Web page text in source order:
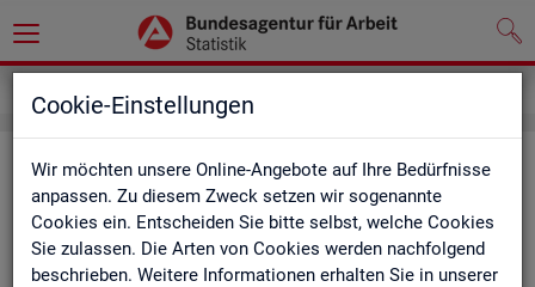
Cookie-Einstellungen
Wir möchten unsere Online-Angebote auf Ihre Bedürfnisse
anpassen. Zu diesem Zweck setzen wir sogenannte
Cookies ein. Entscheiden Sie bitte selbst, welche Cookies
Sie zulassen. Die Arten von Cookies werden nachfolgend
beschrieben. Weitere Informationen erhalten Sie in unserer
In­for­ma­tio­nen in Ge­bär­den­spra­che
Hier fin­den Sie unser In­for­ma­ti­ons­vi­deo in Deut­scher Ge­bär­
den­spra­che.